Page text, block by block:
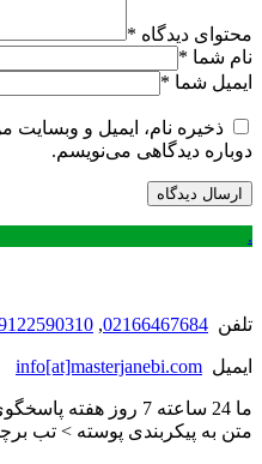
محتوای دیدگاه *
نام شما *
ایمیل شما *
ذخیره نام، ایمیل و وبسایت
دوباره دیدگاهی می‌نویسم.
.
تلفن 02166467684
,
ایمیل info[at]masterjanebi.com
ما 24 ساعته 7 روز
متن به پیکربندی پوسته > تب